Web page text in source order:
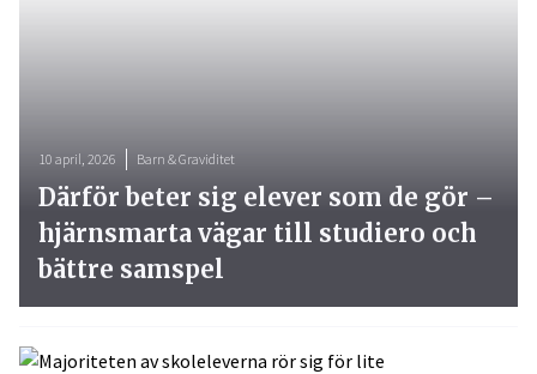
10 april, 2026 Barn & Graviditet
Därför beter sig elever som de gör –
hjärnsmarta vägar till studiero och
bättre samspel